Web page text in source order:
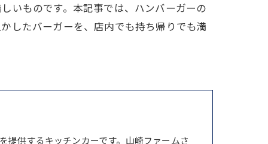
いものです。本記事では、ハンバーガーの
したバーガーを、店内でも持ち帰りでも満
提供するキッチンカーです。山崎ファームさ